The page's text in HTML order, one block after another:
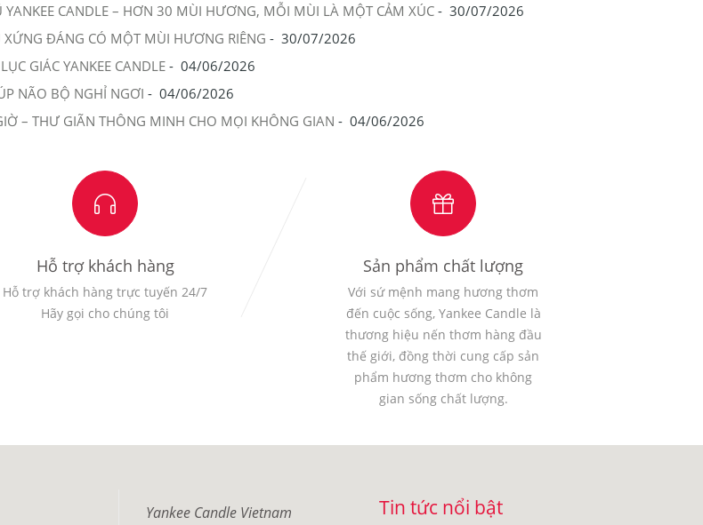
YANKEE CANDLE – HƠN 30 MÙI HƯƠNG, MỖI MÙI LÀ MỘT CẢM XÚC- 30/07/2026
ĐÁNG CÓ MỘT MÙI HƯƠNG RIÊNG - 30/07/2026
GIÁC YANKEE CANDLE- 04/06/2026
NÃO BỘ NGHỈ NGƠI - 04/06/2026
– THƯ GIÃN THÔNG MINH CHO MỌI KHÔNG GIAN - 04/06/2026
Hỗ trợ khách hàng
Hỗ trợ khách hàng trực tuyến 24/7
Hãy gọi cho chúng tôi
Sản phẩm chất lượng
Với sứ mệnh mang hương thơm
đến cuộc sống, Yankee Candle là
thương hiệu nến thơm hàng đầu
thế giới, đồng thời cung cấp sản
phẩm hương thơm cho không
gian sống chất lượng.
Yankee Candle Vietnam Tin tức nổi bật